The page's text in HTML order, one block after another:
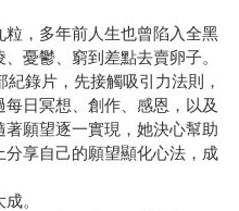
，多年前人生也曾陷入全黑
憂鬱、窮到差點去賣卵子。
錄片，先接觸吸引力法則，
日冥想、創作、感恩，以及
願望逐一實現，她決心幫助
享自己的願望顯化心法，成
。